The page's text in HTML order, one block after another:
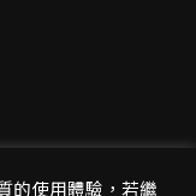
的使用體驗，若繼